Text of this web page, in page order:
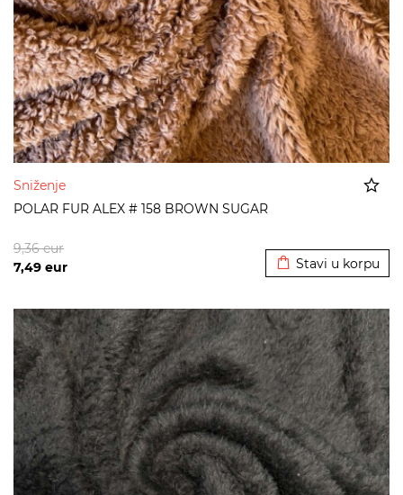
Sniženje
POLAR FUR ALEX # 158 BROWN SUGAR
7,49 eur
9,36eur
Stavi u korpu